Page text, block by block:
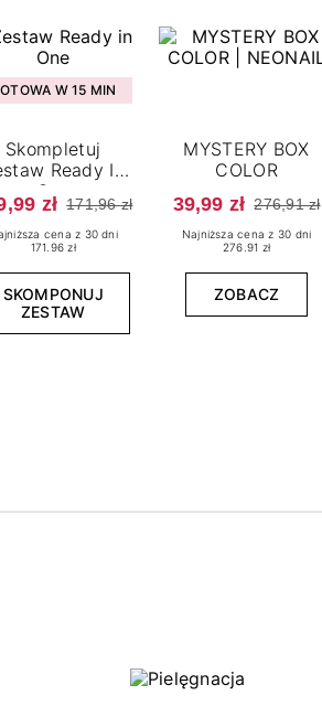
W 15 MIN
Skompletuj
Ready In
One
zł 171,96 zł
cena z 30 dni
171.96 zł
SKOMPONUJ
ZESTAW
MYSTERY BOX
COLOR
39,99 zł 276,91 zł
Najniższa cena z 30 dni
276.91 zł
ZOBACZ